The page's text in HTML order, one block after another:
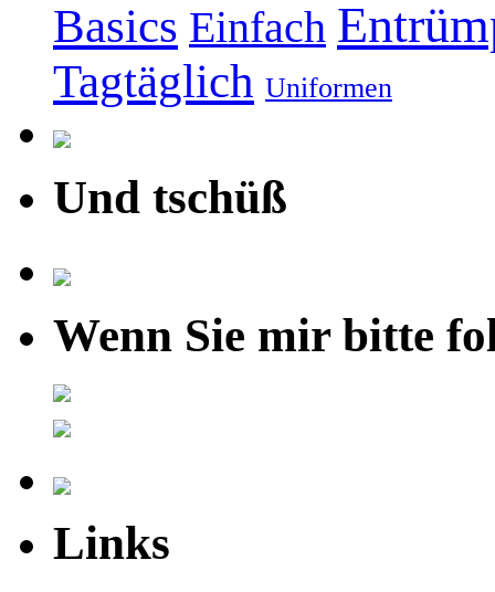
Basics Einfach
Tagtäglich Uniformen
Und tschüß
Wenn Sie mir bitte
Links